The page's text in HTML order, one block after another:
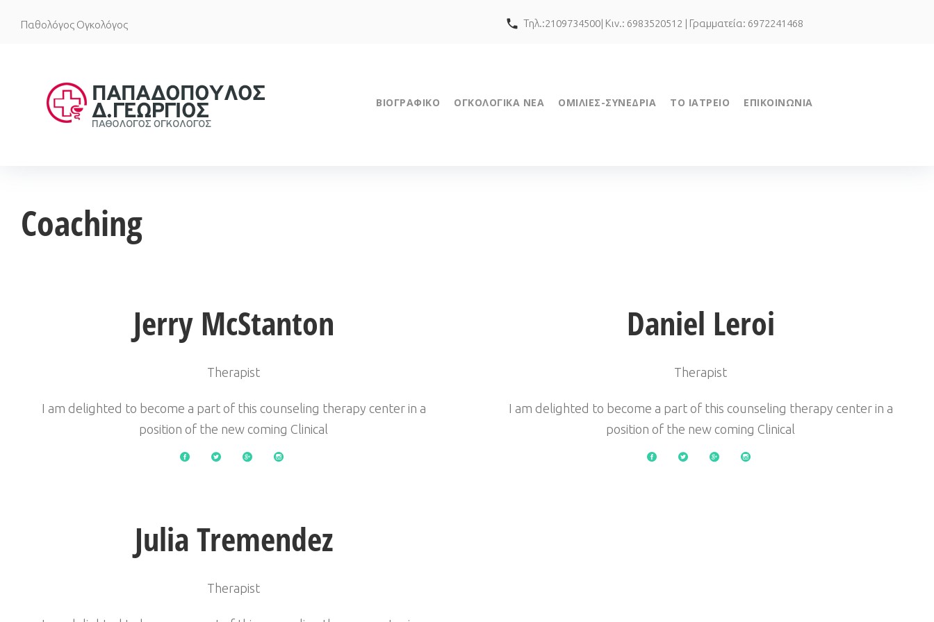
Παθολόγος Ογκολόγος call Τηλ.:2109734500| Κιν.: 6983520512 | Γραμματεία: 6972241468
ΒΙΟΓΡΑΦΙΚΟ ΟΓΚΟΛΟΓΙΚΑ ΝΕΑ ΟΜΙΛΙΕΣ-ΣΥΝΕΔΡΙΑ ΤΟ ΙΑΤΡΕΙΟ ΕΠΙΚΟΙΝΩΝΙΑ
Coaching
Jerry McStanton
Therapist
I am delighted to become a part of this counseling therapy center in a
position of the new coming Clinical
Daniel Leroi
Therapist
I am delighted to become a part of this counseling therapy center in a
position of the new coming Clinical
Julia Tremendez
Therapist